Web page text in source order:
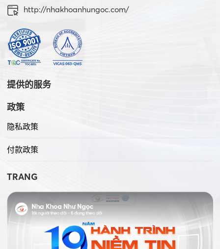
http://nhakhoanhungoc.com/
提供的服务
政策
隐私政策
付款政策
TRANG